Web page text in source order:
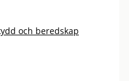
och beredskap